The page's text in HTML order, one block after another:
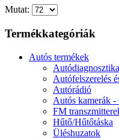
Mutat:
Termékkategóriák
Autós termékek
Autófelszerelés
Autórádió
Autós kamerák
FM
Hűtő/Hűtőtáska
Üléshuzatok